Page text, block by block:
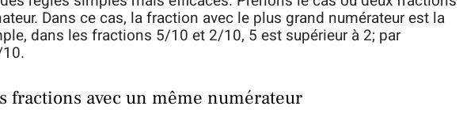
Dans ce cas, la fraction avec le plus grand numérateur est la
dans les fractions 5/10 et 2/10, 5 est supérieur à 2; par
fractions avec un même numérateur